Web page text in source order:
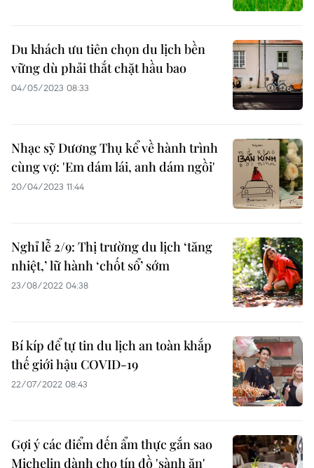
Du khách ưu tiên chọn du lịch bền
vững dù phải thắt chặt hầu bao
04/05/2023 08:33
Nhạc sỹ Dương Thụ kể về hành trình
cùng vợ: 'Em dám lái, anh dám ngồi'
20/04/2023 11:44
Nghỉ lễ 2/9: Thị trường du lịch ‘tăng
nhiệt,’ lữ hành ‘chốt sổ’ sớm
23/08/2022 04:38
Bí kíp để tự tin du lịch an toàn khắp
thế giới hậu COVID-19
22/07/2022 08:43
Gợi ý các điểm đến ẩm thực gắn sao
Michelin dành cho tín đồ 'sành ăn'